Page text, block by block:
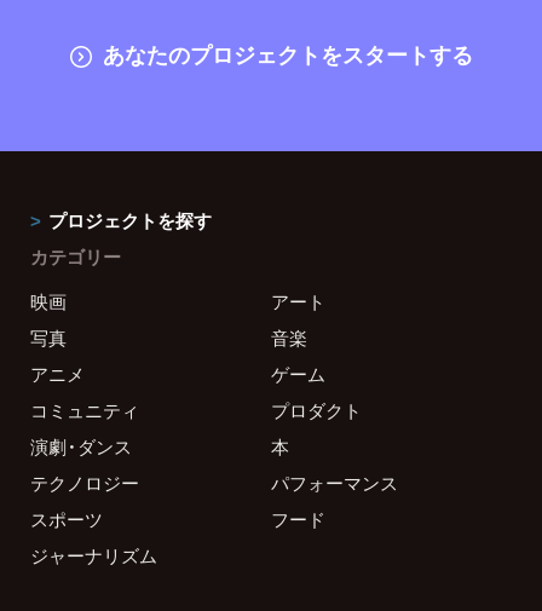
あなたのプロジェクトをスタートする
プロジェクトを探す
カテゴリー
映画
アート
写真
音楽
アニメ
ゲーム
コミュニティ
プロダクト
演劇・ダンス
本
テクノロジー
パフォーマンス
スポーツ
フード
ジャーナリズム